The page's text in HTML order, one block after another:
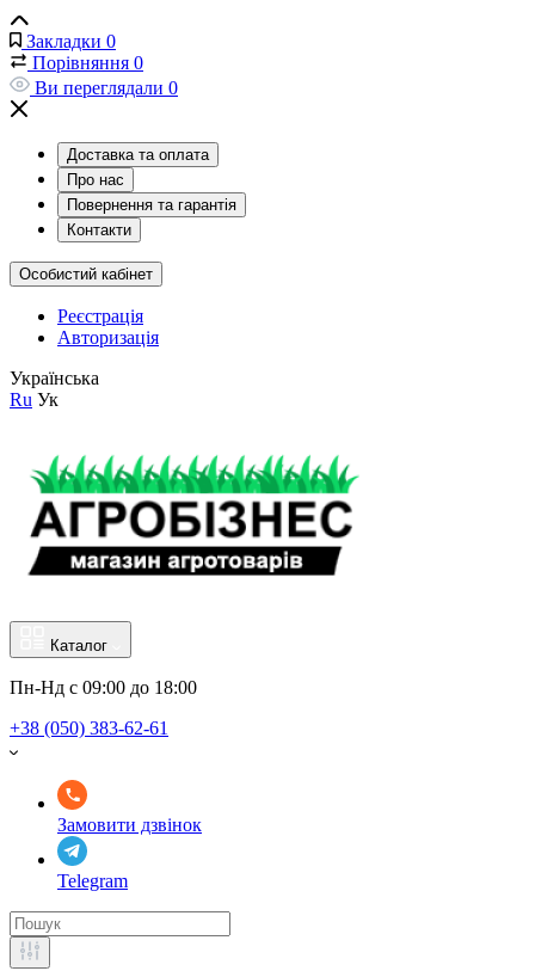
Закладки 0
Порівняння 0
Ви переглядали 0
Доставка та оплата
Про нас
Повернення та гарантія
Контакти
Особистий кабінет
Реєстрація
Авторизація
Українська
Ru Ук
Каталог
Пн-Нд с 09:00 до 18:00
+38 (050) 383-62-61
Замовити дзвінок
Telegram